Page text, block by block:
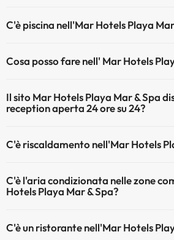
C'è piscina nell'Mar Hotels Playa
Qui potete trovare maggiori informazioni
Piscina all'aperto (stagione estiva)
Piscina all'aperto (tutta la stagione)
Cosa posso fare nell' Mar Hotels
possono essere a pagamento):
Il sito Mar Hotels Playa Mar & Spa
reception aperta 24 ore su 24?
24
C'è riscaldamento nell'Mar Hotels
comuni
C'è l'aria condizionata nelle zone
Hotels Playa Mar & Spa?
aree comuni.
C'è un ristorante nell'Mar Hotels